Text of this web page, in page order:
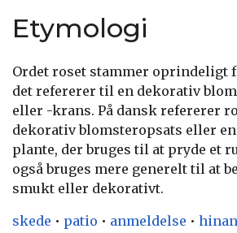
Etymologi
Ordet roset stammer oprindeligt
det refererer til en dekorativ
eller -krans. På dansk refererer
dekorativ blomsteropsats eller
plante, der bruges til at pryde et
også bruges mere generelt til at
smukt eller dekorativt.
skede • patio • anmeldelse •